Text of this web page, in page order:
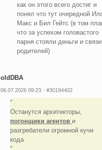
как он этого всего достиг и
понял что тут очередной
Макс и Бил Гейтс (в том
что за успехом головастого
парня стояли деньги и связи
родителей)
oldDBA
06.07.2026 09:23 #30194402
Останутся архитекторы,
погонщики агентов и
разгребатели огромной кучи
кода